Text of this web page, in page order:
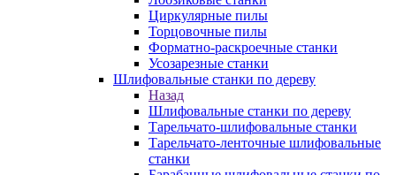
Циркулярные пилы
Торцовочные пилы
Форматно-раскроечные станки
Усозарезные станки
Шлифовальные станки по дереву
Назад
Шлифовальные станки по дереву
Тарельчато-шлифовальные станки
Тарельчато-ленточные шлифовальные
станки